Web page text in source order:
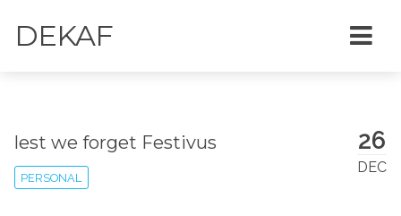
DEKAF
26
DEC
lest we forget Festivus
PERSONAL